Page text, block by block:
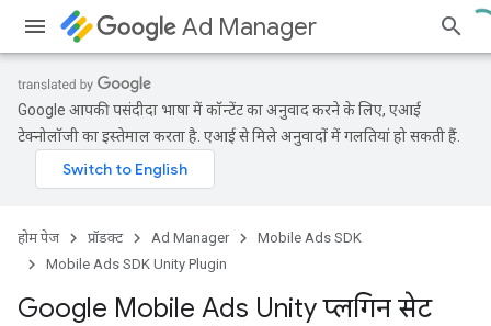
Ad Manager
Google आपकी पसंदीदा भाषा में कॉन्टेंट का अनुवाद करने के लिए, एआई
टेक्नोलॉजी का इस्तेमाल करता है. एआई से मिले अनुवादों में गलतियां हो सकती हैं.
होम पेज प्रॉडक्ट Ad Manager
Mobile Ads SDK
Mobile Ads SDK Unity Plugin
Google Mobile Ads Unity प्लगिन सेट